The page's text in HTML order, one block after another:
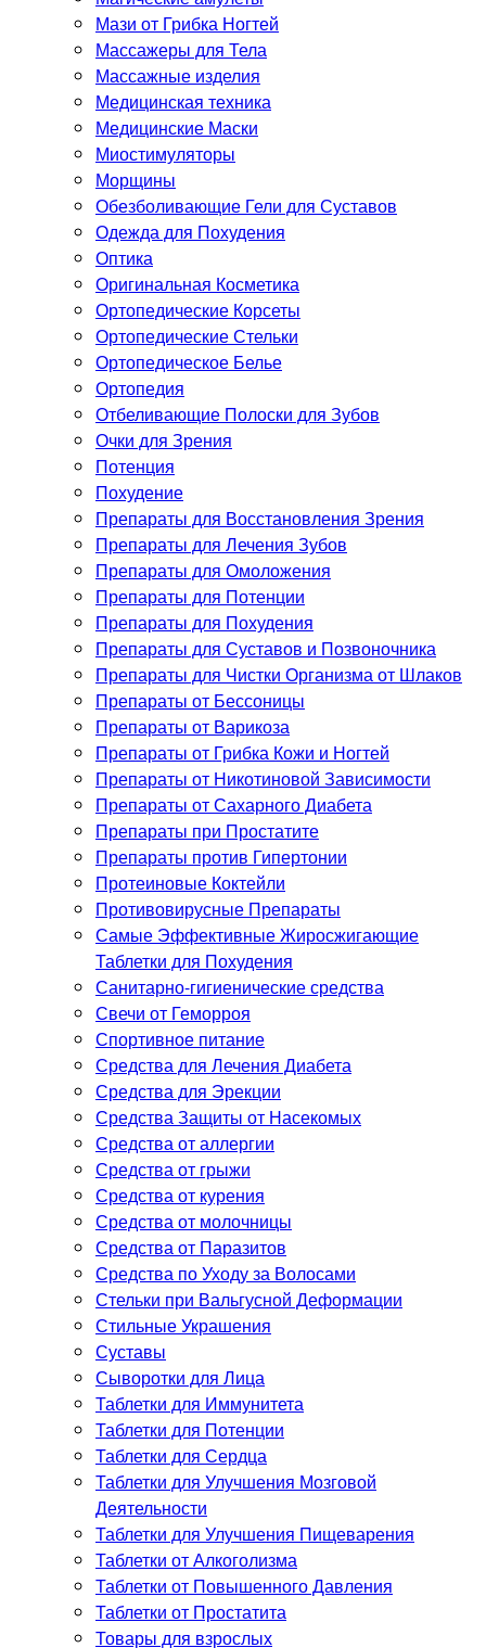
Мази от Грибка Ногтей
Массажеры для Тела
Массажные изделия
Медицинская техника
Медицинские Маски
Миостимуляторы
Морщины
Обезболивающие Гели для Суставов
Одежда для Похудения
Оптика
Оригинальная Косметика
Ортопедические Корсеты
Ортопедические Стельки
Ортопедическое Белье
Ортопедия
Отбеливающие Полоски для Зубов
Очки для Зрения
Потенция
Похудение
Препараты для Восстановления Зрения
Препараты для Лечения Зубов
Препараты для Омоложения
Препараты для Потенции
Препараты для Похудения
Препараты для Суставов и Позвоночника
Препараты для Чистки Организма от Шлаков
Препараты от Бессоницы
Препараты от Варикоза
Препараты от Грибка Кожи и Ногтей
Препараты от Никотиновой Зависимости
Препараты от Сахарного Диабета
Препараты при Простатите
Препараты против Гипертонии
Протеиновые Коктейли
Противовирусные Препараты
Самые Эффективные Жиросжигающие
Таблетки для Похудения
Санитарно-гигиенические средства
Свечи от Геморроя
Спортивное питание
Средства для Лечения Диабета
Средства для Эрекции
Средства Защиты от Насекомых
Средства от аллергии
Средства от грыжи
Средства от курения
Средства от молочницы
Средства от Паразитов
Средства по Уходу за Волосами
Стельки при Вальгусной Деформации
Стильные Украшения
Суставы
Сыворотки для Лица
Таблетки для Иммунитета
Таблетки для Потенции
Таблетки для Сердца
Таблетки для Улучшения Мозговой
Деятельности
Таблетки для Улучшения Пищеварения
Таблетки от Алкоголизма
Таблетки от Повышенного Давления
Таблетки от Простатита
Товары для взрослых